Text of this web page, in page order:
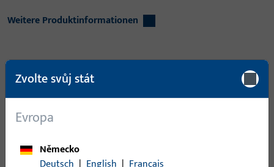
Weitere Produktinformationen
Oblast použití
Okenní technika, Dveřní
Typ produktu
Zvolte svůj stát
Evropa
Německo